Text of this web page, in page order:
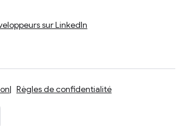
sur LinkedIn
Règles de confidentialité